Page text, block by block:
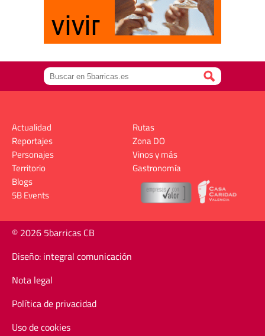
Actualidad
Reportajes
Personajes
Territorio
Rutas
Zona DO
Vinos y más
Gastronomía
Blogs
5B Events
© 2026 5barricas CB
Diseño: integral comunicación
Nota legal
Política de privacidad
Uso de cookies